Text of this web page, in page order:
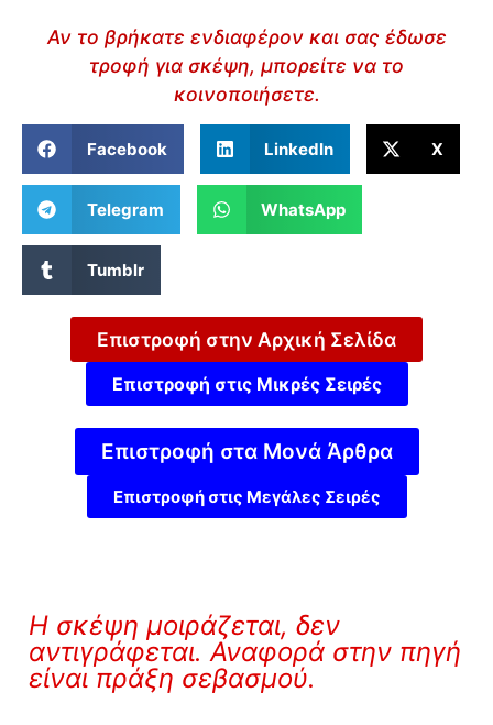
Αν το βρήκατε ενδιαφέρον και σας έδωσε
τροφή για σκέψη, μπορείτε να το
κοινοποιήσετε.
Facebook LinkedIn X
Telegram WhatsApp
Tumblr
Επιστροφή στην Αρχική Σελίδα
Επιστροφή στις Μικρές Σειρές
Επιστροφή στα Μονά Άρθρα
Επιστροφή στις Μεγάλες Σειρές
Η σκέψη μοιράζεται, δεν
αντιγράφεται. Αναφορά στην πηγή
είναι πράξη σεβασμού.